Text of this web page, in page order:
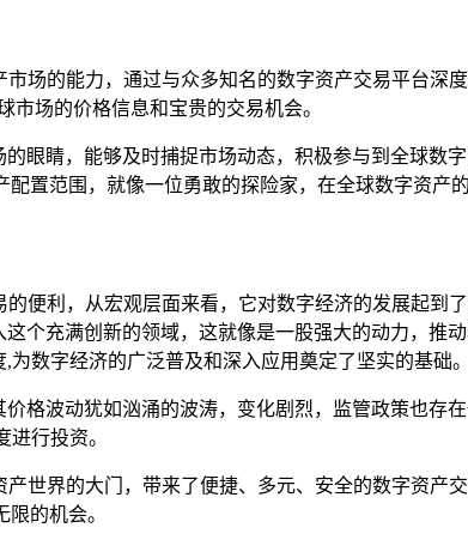
场的能力，通过与众多知名的数字资产交易平台深
场的价格信息和宝贵的交易机会。
眼睛，能够及时捕捉市场动态，积极参与到全球数
置范围，就像一位勇敢的探险家，在全球数字资产
便利，从宏观层面来看，它对数字经济的发展起到
个充满创新的领域，这就像是一股强大的动力，推
数字经济的广泛普及和深入应用奠定了坚实的基础。
格波动犹如汹涌的波涛，变化剧烈，监管政策也存
行投资。
世界的大门，带来了便捷、多元、安全的数字资
的机会。